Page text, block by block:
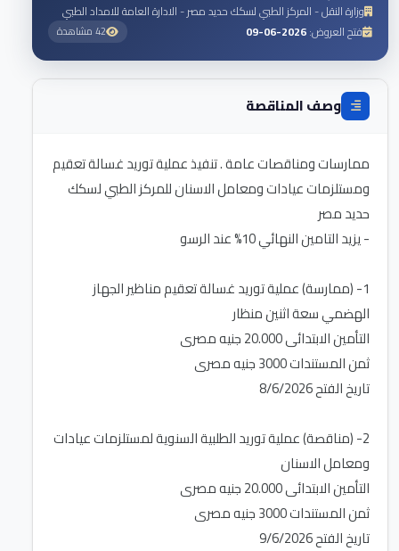
وزارة النقل - المركز الطبي لسكك حديد مصر - الادارة العامة للامداد الطبي
فتح العروض:2026-06-09 42 مشاهدة
وصف المناقصة
ممارسات ومناقصات عامة . تنفيذ عملية توريد غسالة تعقيم
ومستلزمات عيادات ومعامل الاسنان للمركز الطبي لسكك
1- (ممارسة) عملية توريد غسالة تعقيم مناظير الجهاز
2- (مناقصة) عملية توريد الطلبية السنوية لمستلزمات عيادات
تاريخ الفتح 9/6/2026